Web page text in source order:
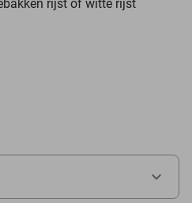
rijst of witte rijst